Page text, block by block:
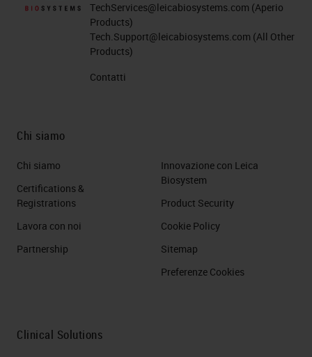
TechServices@leicabiosystems.com (Aperio
Products)
Tech.Support@leicabiosystems.com (All Other
Products)
Contatti
Chi siamo
Chi siamo
Certifications &
Registrations
Lavora con noi
Partnership
Innovazione con Leica
Biosystem
Product Security
Cookie Policy
Sitemap
Preferenze Cookies
Clinical Solutions